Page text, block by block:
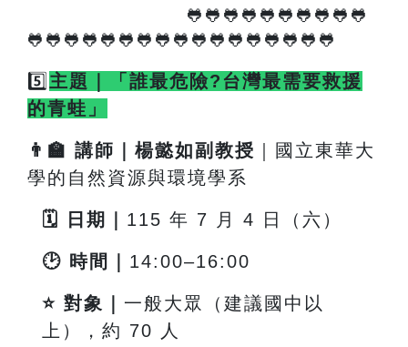
🐸🐸🐸🐸🐸🐸🐸🐸🐸🐸
🐸🐸🐸🐸🐸🐸🐸🐸🐸🐸🐸🐸🐸🐸🐸🐸🐸
5️⃣ 主題｜「誰最危險?台灣最需要救援
的青蛙」
👨 🏫 講師｜楊懿如副教授 ｜國立東華大
學的自然資源與環境學系
🗓 日期｜ 115 年 7 月 4 日（六）
🕑 時間｜ 14:00–16:00
⭐ 對象｜ 一般大眾（建議國中以
上），約 70 人